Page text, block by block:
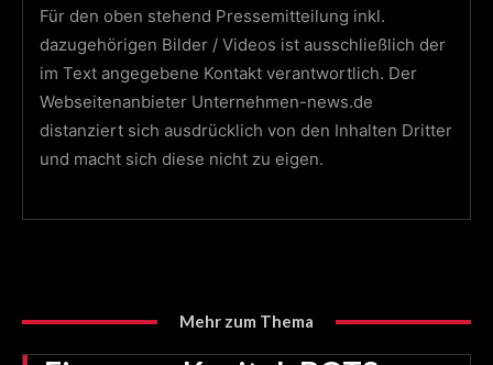
Für den oben stehend Pressemitteilung inkl.
dazugehörigen Bilder / Videos ist ausschließlich der
im Text angegebene Kontakt verantwortlich. Der
Webseitenanbieter Unternehmen-news.de
distanziert sich ausdrücklich von den Inhalten Dritter
und macht sich diese nicht zu eigen.
Mehr zum Thema